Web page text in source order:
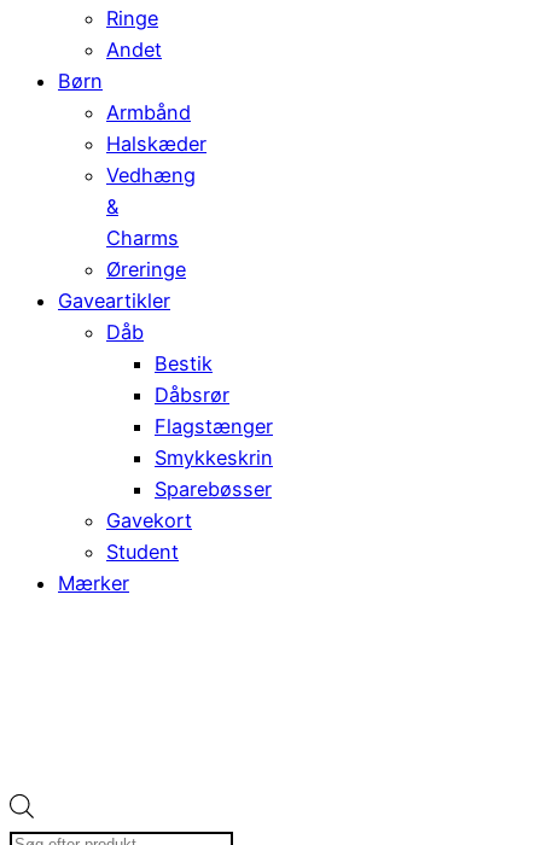
Ringe
Andet
Børn
Armbånd
Halskæder
Vedhæng
&
Charms
Øreringe
Gaveartikler
Dåb
Bestik
Dåbsrør
Flagstænger
Smykkeskrin
Sparebøsser
Gavekort
Student
Mærker